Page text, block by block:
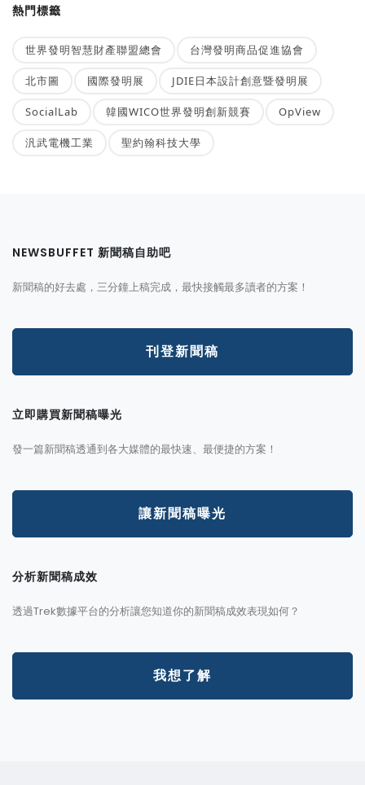
熱門標籤
世界發明智慧財產聯盟總會 台灣發明商品促進協會
北市圖 國際發明展 JDIE日本設計創意暨發明展
SocialLab 韓國WICO世界發明創新競賽 OpView
汎武電機工業 聖約翰科技大學
NEWSBUFFET 新聞稿自助吧
新聞稿的好去處，三分鐘上稿完成，最快接觸最多讀者的方案！
刊登新聞稿
立即購買新聞稿曝光
發一篇新聞稿透通到各大媒體的最快速、最便捷的方案！
讓新聞稿曝光
分析新聞稿成效
透過Trek數據平台的分析讓您知道你的新聞稿成效表現如何？
我想了解